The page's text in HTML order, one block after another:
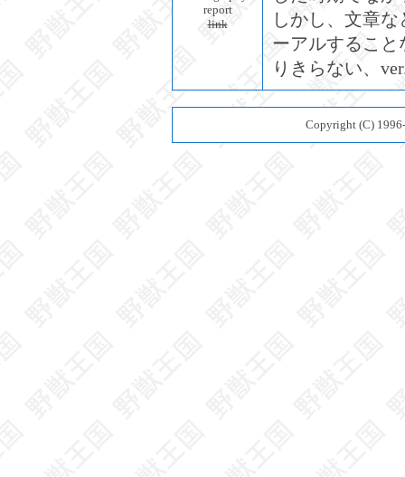
しかし、文章
ーアルすること
りきらない、
report
link
Copyright (C)